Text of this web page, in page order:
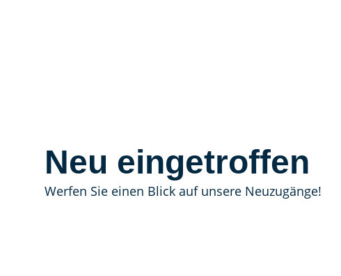
Neu eingetroffen
Werfen Sie einen Blick auf unsere Neuzugänge!